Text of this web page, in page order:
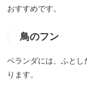
おすすめです。
鳥のフン
ベランダには、ふとし
ります。